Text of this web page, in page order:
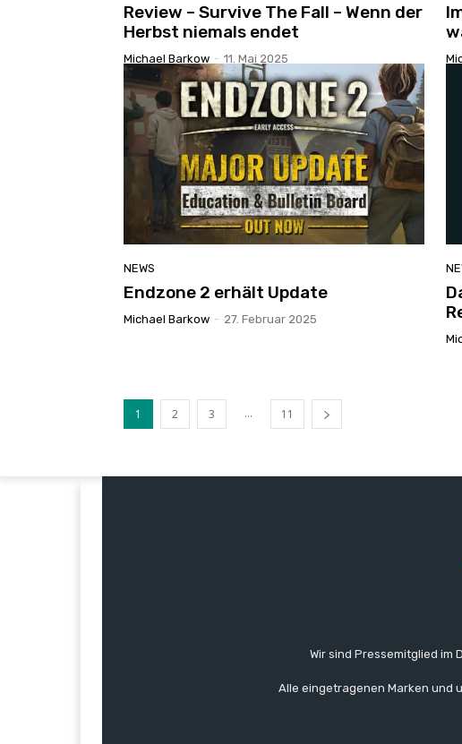
Review – Survive The Fall – Wenn der
Herbst niemals endet
Michael Barkow - 11. Mai 2025
NEWS
Endzone 2 erhält Update
Michael Barkow - 27. Februar 2025
1 2 3 ... 11
Wir sind Pressemitglied im
Alle eingetragenen Marken und